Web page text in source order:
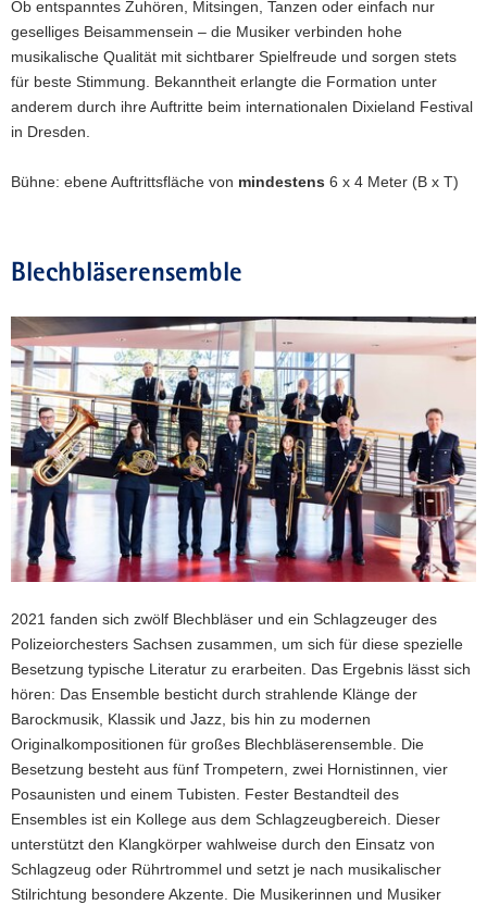
Ob entspanntes Zuhören, Mitsingen, Tanzen oder einfach nur
geselliges Beisammensein – die Musiker verbinden hohe
musikalische Qualität mit sichtbarer Spielfreude und sorgen stets
für beste Stimmung. Bekanntheit erlangte die Formation unter
anderem durch ihre Auftritte beim internationalen Dixieland Festival
in Dresden.
Bühne: ebene Auftrittsfläche von mindestens 6 x 4 Meter (B x T)
Blechbläserensemble
2021 fanden sich zwölf Blechbläser und ein Schlagzeuger des
Polizeiorchesters Sachsen zusammen, um sich für diese spezielle
Besetzung typische Literatur zu erarbeiten. Das Ergebnis lässt sich
hören: Das Ensemble besticht durch strahlende Klänge der
Barockmusik, Klassik und Jazz, bis hin zu modernen
Originalkompositionen für großes Blechbläserensemble. Die
Besetzung besteht aus fünf Trompetern, zwei Hornistinnen, vier
Posaunisten und einem Tubisten. Fester Bestandteil des
Ensembles ist ein Kollege aus dem Schlagzeugbereich. Dieser
unterstützt den Klangkörper wahlweise durch den Einsatz von
Schlagzeug oder Rührtrommel und setzt je nach musikalischer
Stilrichtung besondere Akzente. Die Musikerinnen und Musiker